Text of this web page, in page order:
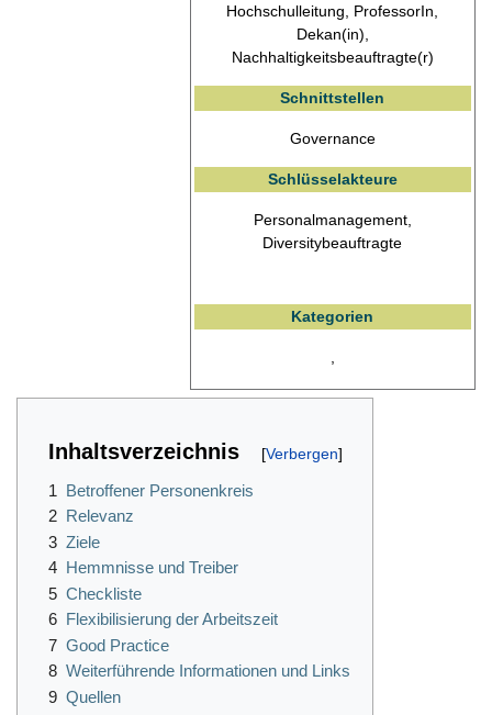
Hochschulleitung, ProfessorIn,
Dekan(in),
Nachhaltigkeitsbeauftragte(r)
Schnittstellen
Governance
Schlüsselakteure
Personalmanagement,
Diversitybeauftragte
Kategorien
Inhaltsverzeichnis
1 Betroffener Personenkreis
2 Relevanz
3 Ziele
4 Hemmnisse und Treiber
5 Checkliste
6 Flexibilisierung der Arbeitszeit
7 Good Practice
8 Weiterführende Informationen und Links
9 Quellen